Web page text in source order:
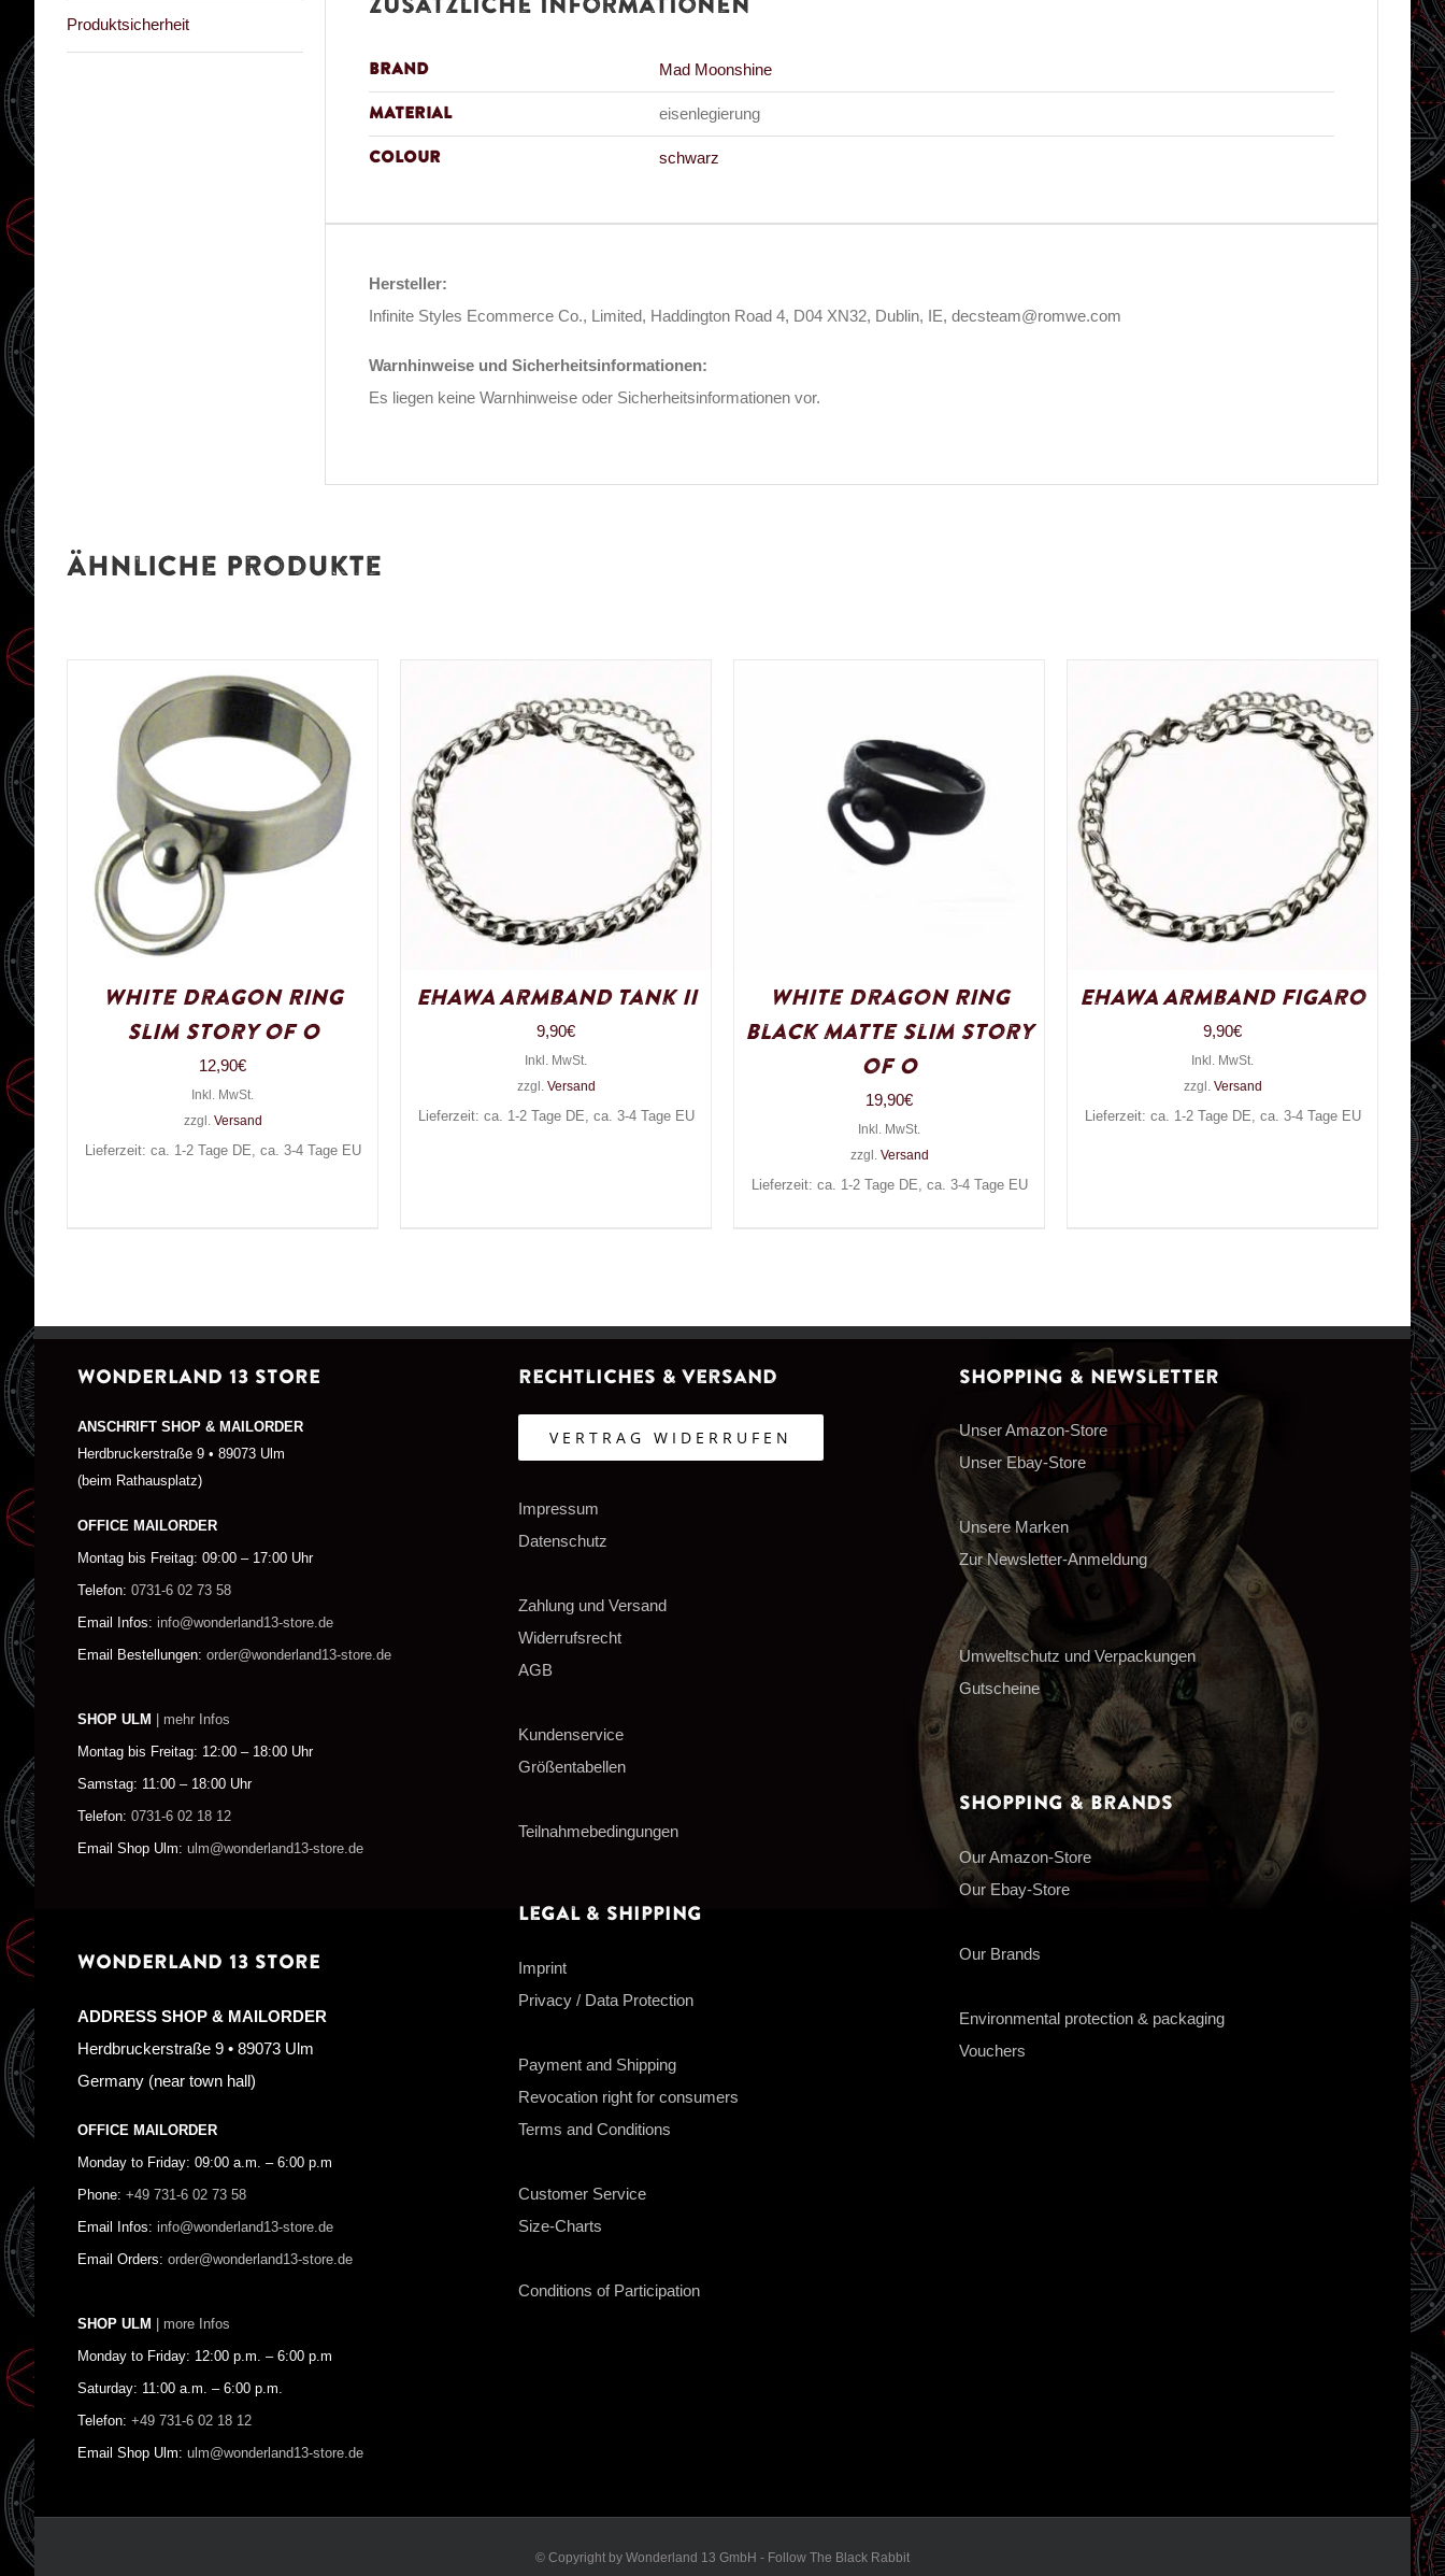
Produktsicherheit
Brand Mad Moonshine
Material eisenlegierung
Colour schwarz
Hersteller:
Infinite Styles Ecommerce Co., Limited, Haddington Road 4, D04 XN32, Dublin, IE, decsteam@romwe.com
Warnhinweise und Sicherheitsinformationen:
Es liegen keine Warnhinweise oder Sicherheitsinformationen vor.
Ähnliche Produkte
White Dragon Ring
Slim Story of O
12,90€
Inkl. MwSt.
zzgl. Versand
Lieferzeit: ca. 1-2 Tage DE, ca. 3-4 Tage EU
EHAWA Armband Tank II
9,90€
Inkl. MwSt.
zzgl. Versand
Lieferzeit: ca. 1-2 Tage DE, ca. 3-4 Tage EU
White Dragon Ring
Black Matte Slim Story
of O
19,90€
Inkl. MwSt.
zzgl. Versand
Lieferzeit: ca. 1-2 Tage DE, ca. 3-4 Tage EU
EHAWA Armband Figaro
9,90€
Inkl. MwSt.
zzgl. Versand
Lieferzeit: ca. 1-2 Tage DE, ca. 3-4 Tage EU
WONDERLAND 13 STORE
ANSCHRIFT SHOP & MAILORDER
Herdbruckerstraße 9 • 89073 Ulm
(beim Rathausplatz)
OFFICE MAILORDER
Montag bis Freitag: 09:00 – 17:00 Uhr
Telefon: 0731-6 02 73 58
Email Infos: info@wonderland13-store.de
Email Bestellungen: order@wonderland13-store.de
SHOP ULM | mehr Infos
Montag bis Freitag: 12:00 – 18:00 Uhr
Samstag: 11:00 – 18:00 Uhr
Telefon: 0731-6 02 18 12
Email Shop Ulm: ulm@wonderland13-store.de
WONDERLAND 13 STORE
ADDRESS SHOP & MAILORDER
Herdbruckerstraße 9 • 89073 Ulm
Germany (near town hall)
OFFICE MAILORDER
Monday to Friday: 09:00 a.m. – 6:00 p.m
Phone: +49 731-6 02 73 58
Email Infos: info@wonderland13-store.de
Email Orders: order@wonderland13-store.de
SHOP ULM | more Infos
Monday to Friday: 12:00 p.m. – 6:00 p.m
Saturday: 11:00 a.m. – 6:00 p.m.
Telefon: +49 731-6 02 18 12
Email Shop Ulm: ulm@wonderland13-store.de
Rechtliches & Versand
VERTRAG WIDERRUFEN
Impressum
Datenschutz
Zahlung und Versand
Widerrufsrecht
AGB
Kundenservice
Größentabellen
Teilnahmebedingungen
Legal & Shipping
Imprint
Privacy / Data Protection
Payment and Shipping
Revocation right for consumers
Terms and Conditions
Customer Service
Size-Charts
Conditions of Participation
Shopping & Newsletter
Unser Amazon-Store
Unser Ebay-Store
Unsere Marken
Zur Newsletter-Anmeldung
Umweltschutz und Verpackungen
Gutscheine
Shopping & Brands
Our Amazon-Store
Our Ebay-Store
Our Brands
Environmental protection & packaging
Vouchers
© Copyright by Wonderland 13 GmbH - Follow The Black Rabbit